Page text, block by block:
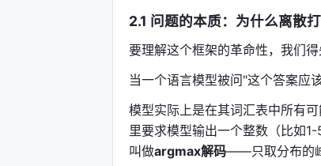
2.1 问题的本质：为什么离散打
要理解这个框架的革命性，我们
当一个语言模型被问"这个答案应
模型实际上是在其词汇表中所有
里要求模型输出一个整数（比如
叫做argmax解码——只取分布的